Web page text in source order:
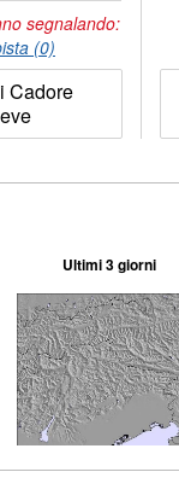
segnalando:
(0)
Cadore
Ultimi 3 giorni